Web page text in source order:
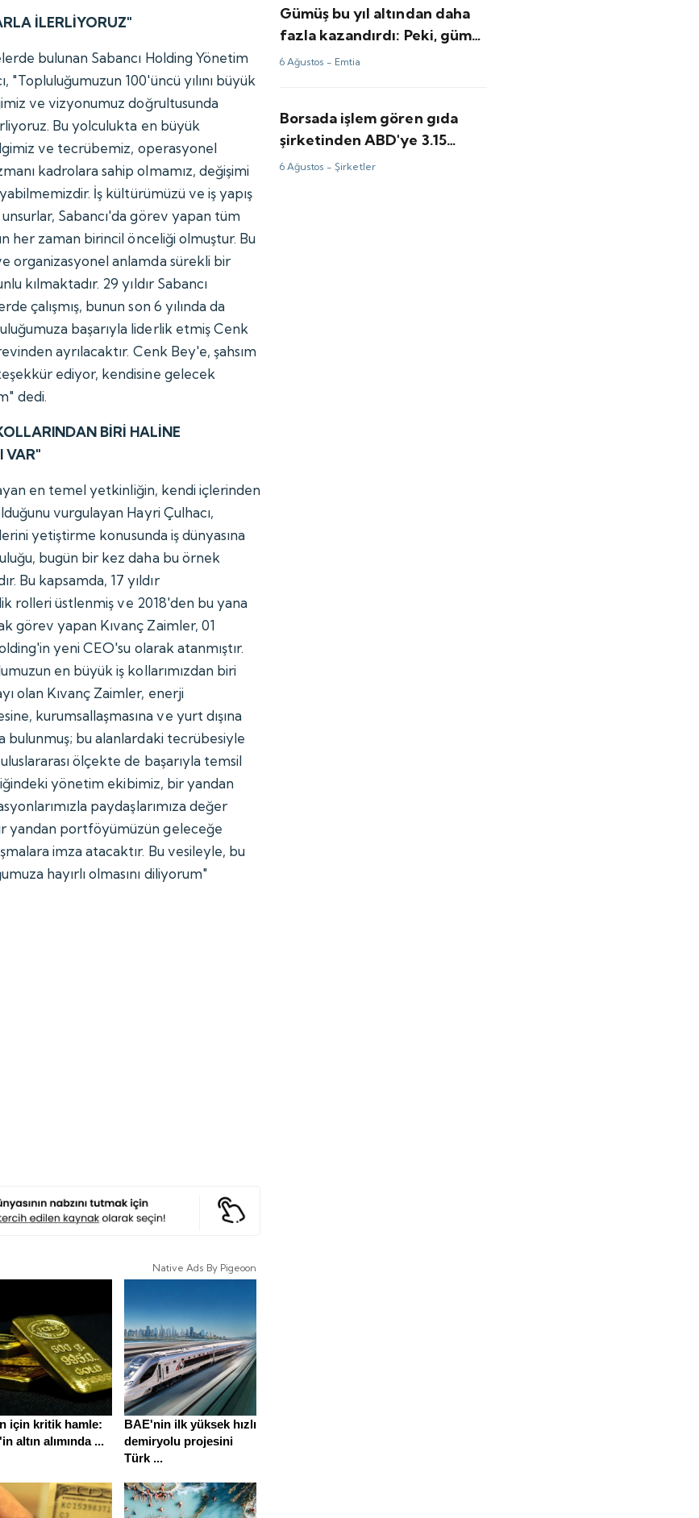
İLERLİYORUZ"
bulunan Sabancı Holding Yönetim
"Topluluğumuzun 100'üncü yılını büyük
ve vizyonumuz doğrultusunda
Bu yolculukta en büyük
ve tecrübemiz, operasyonel
kadrolara sahip olmamız, değişimi
İş kültürümüzü ve iş yapış
Sabancı'da görev yapan tüm
her zaman birincil önceliği olmuştur. Bu
organizasyonel anlamda sürekli bir
kılmaktadır. 29 yıldır Sabancı
çalışmış, bunun son 6 yılında da
başarıyla liderlik etmiş Cenk
ayrılacaktır. Cenk Bey'e, şahsım
ediyor, kendisine gelecek
dedi.
BİRİ HALİNE
VAR"
en temel yetkinliğin, kendi içlerinden
vurgulayan Hayri Çulhacı,
yetiştirme konusunda iş dünyasına
bugün bir kez daha bu örnek
Bu kapsamda, 17 yıldır
rolleri üstlenmiş ve 2018'den bu yana
görev yapan Kıvanç Zaimler, 01
yeni CEO'su olarak atanmıştır.
en büyük iş kollarımızdan biri
olan Kıvanç Zaimler, enerji
kurumsallaşmasına ve yurt dışına
bulunmuş; bu alanlardaki tecrübesiyle
ölçekte de başarıyla temsil
yönetim ekibimiz, bir yandan
paydaşlarımıza değer
yandan portföyümüzün geleceğe
imza atacaktır. Bu vesileyle, bu
hayırlı olmasını diliyorum"
Native Ads By Pigeoon
için kritik hamle:
altın alımında ...
BAE'nin ilk yüksek hızlı
demiryolu projesini
Türk ...
Gümüş bu yıl altından daha
fazla kazandırdı: Peki, gümüş
fiyatları için bundan sonrası
6 Ağustos - Emtia
Borsada işlem gören gıda
şirketinden ABD'ye 3.15
milyon dolarlık satış
6 Ağustos - Şirketler